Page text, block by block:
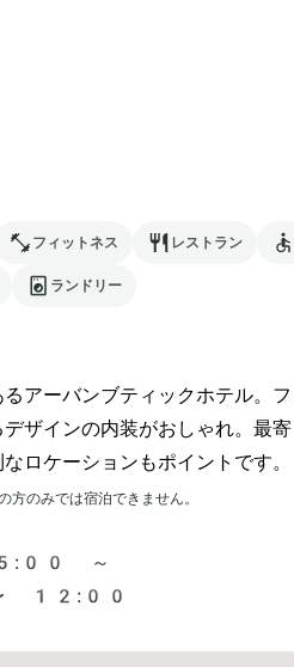
フィットネス レストラン
ランドリー
アーバンブティックホテル。
デザインの内装がおしゃれ。最
ロケーションもポイントです。
方のみでは宿泊できません。
～
12:00